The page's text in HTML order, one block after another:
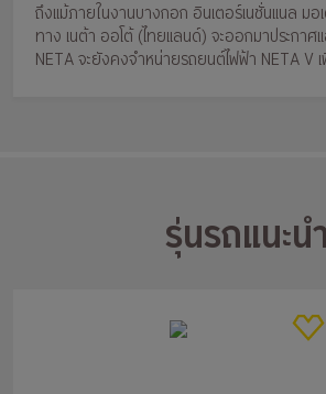
ถึงแม้ภายในงานบางกอก อินเตอร์เนชั่นแนล มอ
ทาง เนต้า ออโต้ (ไทยแลนด์) จะออกมาประกาศ
NETA จะยังคงจำหน่ายรถยนต์ไฟฟ้า NETA V
รุ่นรถแนะนำ